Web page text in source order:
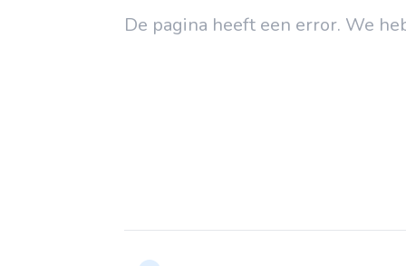
De pagina heeft een error. We